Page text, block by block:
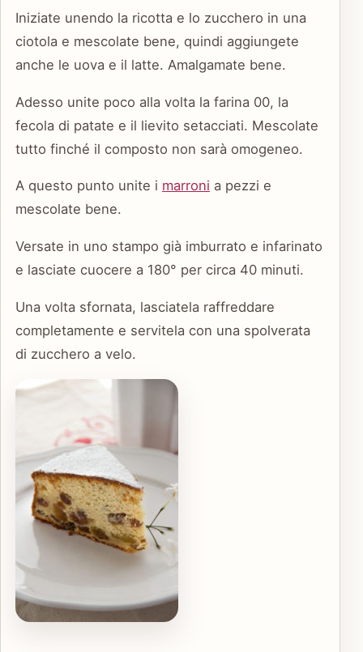
Iniziate unendo la ricotta e lo zucchero in una
ciotola e mescolate bene, quindi aggiungete
anche le uova e il latte. Amalgamate bene.
Adesso unite poco alla volta la farina 00, la
fecola di patate e il lievito setacciati. Mescolate
tutto finché il composto non sarà omogeneo.
A questo punto unite i marroni a pezzi e
mescolate bene.
Versate in uno stampo già imburrato e infarinato
e lasciate cuocere a 180° per circa 40 minuti.
Una volta sfornata, lasciatela raffreddare
completamente e servitela con una spolverata
di zucchero a velo.